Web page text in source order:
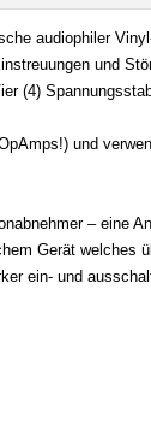
audiophiler
und
(4)
und
– eine
Gerät welches
ein- und